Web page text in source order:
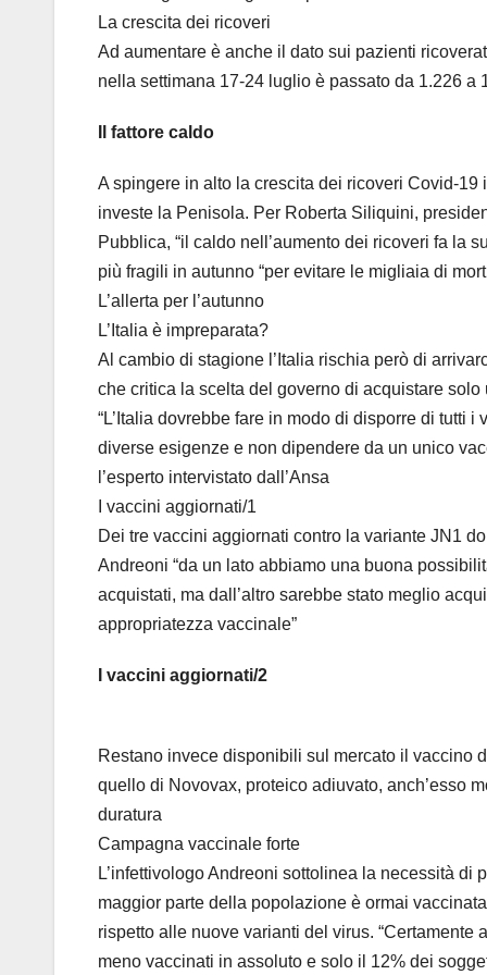
La crescita dei ricoveri
Ad aumentare è anche il dato sui pazienti
nella settimana 17-24 luglio è passato da 1.226 a
Il fattore caldo
A spingere in alto la crescita dei ricoveri Covid-
investe la Penisola. Per Roberta Siliquini,
Pubblica, “il caldo nell’aumento dei ricoveri fa la
più fragili in autunno “per evitare le migliaia di
L’allerta per l’autunno
L’Italia è impreparata?
Al cambio di stagione l’Italia rischia però di
che critica la scelta del governo di acquistare
“L’Italia dovrebbe fare in modo di disporre di
diverse esigenze e non dipendere da un unico
l’esperto intervistato dall’Ansa
I vaccini aggiornati/1
Dei tre vaccini aggiornati contro la variante JN1
Andreoni “da un lato abbiamo una buona
acquistati, ma dall’altro sarebbe stato meglio
appropriatezza vaccinale”
I vaccini aggiornati/2
Restano invece disponibili sul mercato il vaccino
quello di Novovax, proteico adiuvato, anch’esso
duratura
Campagna vaccinale forte
L’infettivologo Andreoni sottolinea la necessità di
maggior parte della popolazione è ormai
rispetto alle nuove varianti del virus. “Certamente
meno vaccinati in assoluto e solo il 12% dei